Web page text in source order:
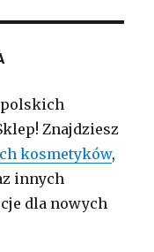
polskich
Znajdziesz
kosmetyków,
innych
dla nowych